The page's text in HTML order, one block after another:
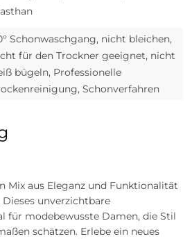
Schonwaschgang, nicht bleichen,
für den Trockner geeignet, nicht
bügeln, Professionelle
Schonverfahren
Mix aus Eleganz und Funktionalität
unverzichtbare
für modebewusste Damen, die Stil
schätzen. Erlebe ein neues